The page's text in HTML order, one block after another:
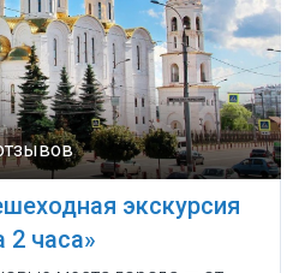
экскурсия
2 часа»